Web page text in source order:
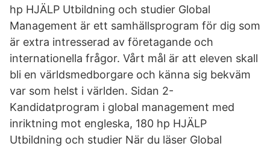
hp HJÄLP Utbildning och studier Global
Management är ett samhällsprogram för dig som
är extra intresserad av företagande och
internationella frågor. Vårt mål är att eleven skall
bli en världsmedborgare och känna sig bekväm
var som helst i världen. Sidan 2-
Kandidatprogram i global management med
inriktning mot engleska, 180 hp HJÄLP
Utbildning och studier När du läser Global